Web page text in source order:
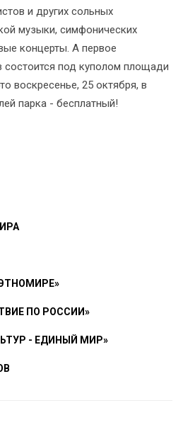
и других сольных
музыки, симфонических
концерты. А первое
состоится под куполом площади
воскресенье, 25 октября, в
парка - бесплатный!
ПО РОССИИ»
- ЕДИНЫЙ МИР»